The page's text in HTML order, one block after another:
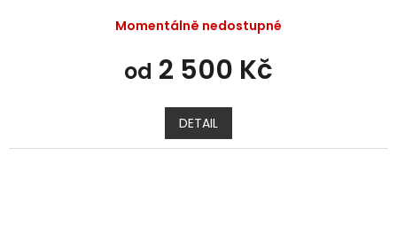
Momentálně nedostupné
od 2 500 Kč
DETAIL